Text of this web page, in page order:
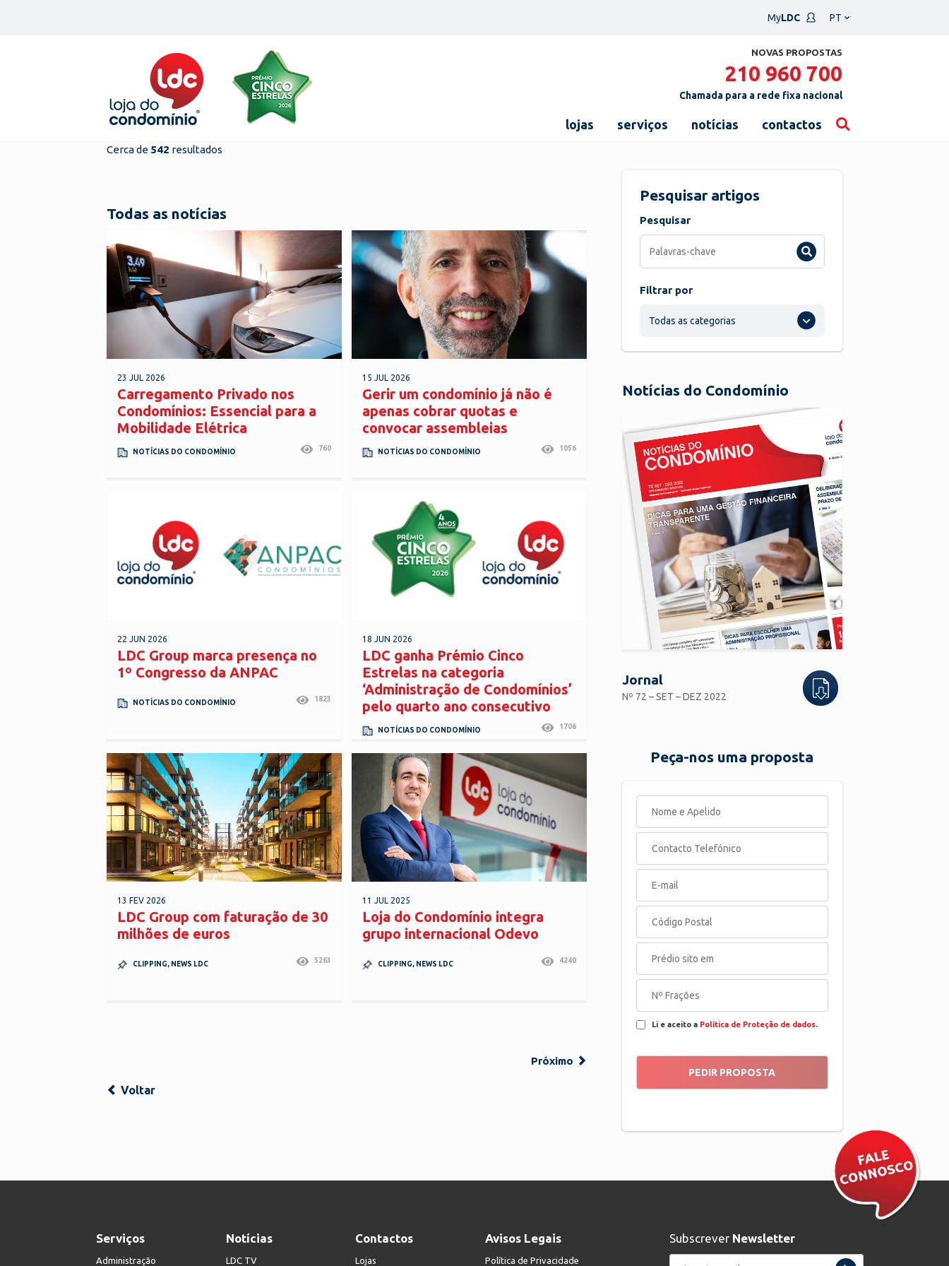
MyLDC
um
NOVAS PROPOSTAS
210 960 700
Chamada para a rede fixa nacional
lojas serviços notícias contactos
Cerca de 542 resultados
Todas as notícias
23 JUL 2026
Carregamento Privado nos
Condomínios: Essencial para a
Mobilidade Elétrica
NOTÍCIAS DO CONDOMÍNIO 760
15 JUL 2026
Gerir um condomínio já não é
apenas cobrar quotas e
convocar assembleias
NOTÍCIAS DO CONDOMÍNIO 1056
22 JUN 2026
LDC Group marca presença no
1º Congresso da ANPAC
NOTÍCIAS DO CONDOMÍNIO 1823
18 JUN 2026
LDC ganha Prémio Cinco
Estrelas na categoria
‘Administração de Condomínios’
pelo quarto ano consecutivo
NOTÍCIAS DO CONDOMÍNIO 1706
13 FEV 2026
LDC Group com faturação de 30
milhões de euros
CLIPPING, NEWS LDC 5263
11 JUL 2025
Loja do Condomínio integra
grupo internacional Odevo
CLIPPING, NEWS LDC 4240
Próximo
Voltar
Pesquisar artigos
Pesquisar
Filtrar por
Todas as categorias
Notícias do Condomínio
Jornal
Nº 72 – SET – DEZ 2022
Peça-nos uma proposta
Li e aceito a Política de Proteção de dados.
Serviços
Administração
Notícias
LDC TV
Contactos
Lojas
Avisos Legais
Política de Privacidade
Subscrever Newsletter